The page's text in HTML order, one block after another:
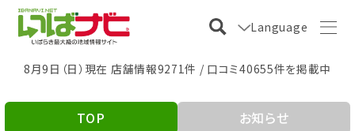
Language
8月9日（日）現在 店舗情報9271件 / 口コミ40655件を掲載中
TOP
お知らせ